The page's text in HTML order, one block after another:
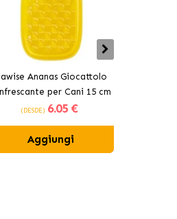
Ananas Giocattolo
per Cani 15 cm
(DESDE) 6.05 €
Aggiungi